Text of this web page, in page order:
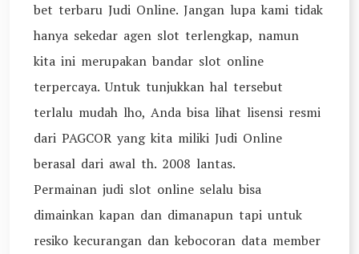
bet terbaru Judi Online. Jangan lupa kami tidak
hanya sekedar agen slot terlengkap, namun
kita ini merupakan bandar slot online
terpercaya. Untuk tunjukkan hal tersebut
terlalu mudah lho, Anda bisa lihat lisensi resmi
dari PAGCOR yang kita miliki Judi Online
berasal dari awal th. 2008 lantas.
Permainan judi slot online selalu bisa
dimainkan kapan dan dimanapun tapi untuk
resiko kecurangan dan kebocoran data member